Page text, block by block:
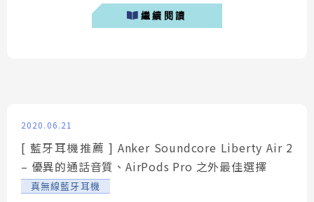
2，這幾款耳機在網路上討論度都居高不下。今天筆者要
介紹的 Anker Soundcore...
繼續閱讀
2020.06.21
[ 藍牙耳機推薦 ] Anker Soundcore Liberty Air 2
– 優異的通話音質、AirPods Pro 之外最佳選擇
真無線藍牙耳機